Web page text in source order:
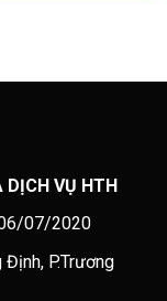
DỊCH VỤ HTH
07/2020
P.Trương